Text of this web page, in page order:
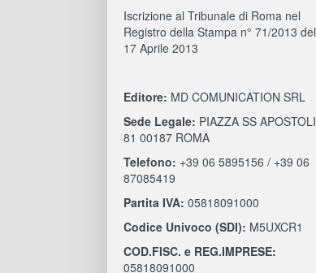
Iscrizione al Tribunale di Roma nel
Registro della Stampa n° 71/2013 del
17 Aprile 2013
Editore: MD COMUNICATION SRL
Sede Legale: PIAZZA SS APOSTOLI
81 00187 ROMA
Telefono: +39 06 5895156 / +39 06
87085419
Partita IVA: 05818091000
Codice Univoco (SDI): M5UXCR1
COD.FISC. e REG.IMPRESE:
05818091000